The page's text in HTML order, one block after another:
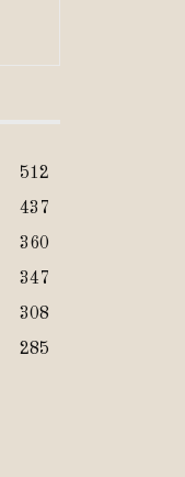
512
437
360
347
308
285